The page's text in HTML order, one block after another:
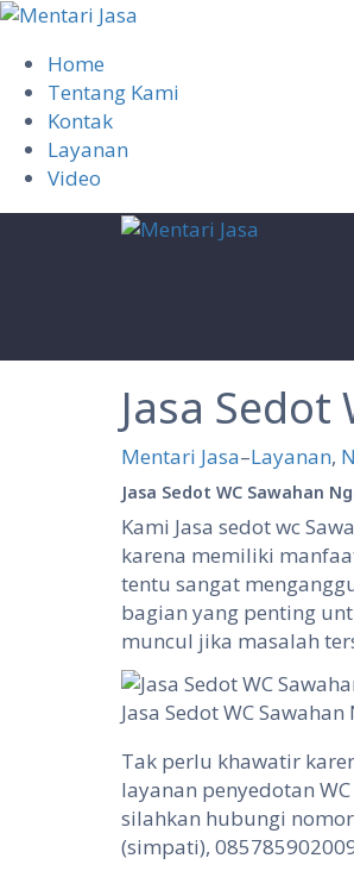
Home
Tentang Kami
Kontak
Layanan
Video
Jasa
Mentari Jasa–Layanan,
Jasa Sedot WC Sawahan
Kami Jasa sedot wc
karena memiliki
tentu sangat
bagian yang penting
muncul jika masalah
Jasa Sedot WC
Tak perlu khawatir
layanan penyedotan
silahkan hubungi
(simpati),